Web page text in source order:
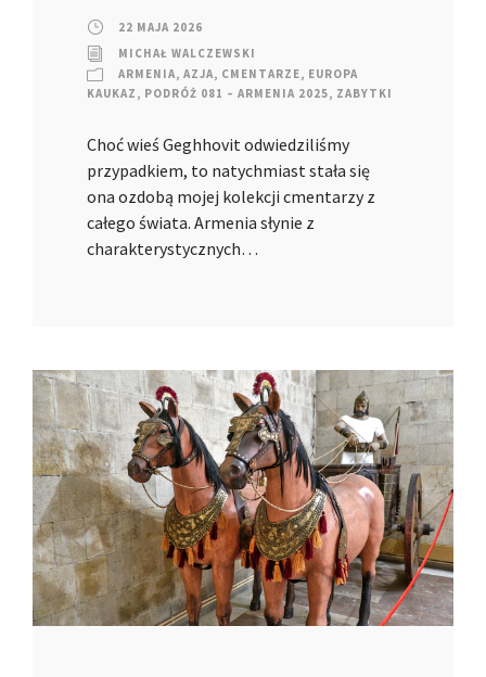
22 MAJA 2026
MICHAŁ WALCZEWSKI
ARMENIA, AZJA, CMENTARZE, EUROPA
KAUKAZ , PODRÓŻ 081 – ARMENIA 2025, ZABYTKI
Choć wieś Geghhovit odwiedziliśmy
przypadkiem, to natychmiast stała się
ona ozdobą mojej kolekcji cmentarzy z
całego świata. Armenia słynie z
charakterystycznych…